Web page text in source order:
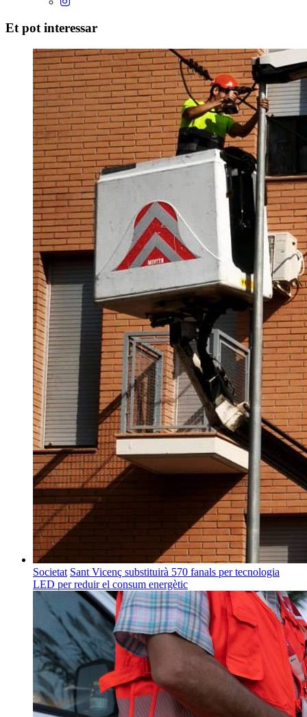
Et pot interessar
Societat Sant Vicenç substituirà 570 fanals per tecnologia
LED per reduir el consum energètic